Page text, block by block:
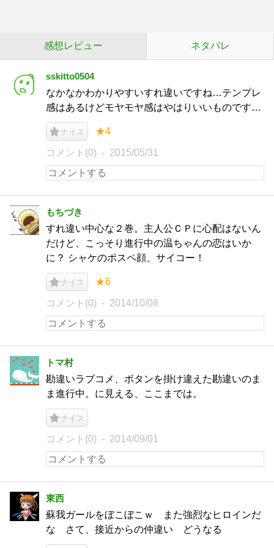
感想レビュー ネタバレ
sskitto0504
なかなかわかりやすいすれ違いですね…テンプレ
感はあるけどモヤモヤ感はやはりいいものです…
ナイス ★4
コメント(0) 2015/05/31
もちづき
すれ違い中心な２巻。主人公ＣＰに心配はないん
だけど、こっそり進行中の温ちゃんの恋はいか
に？ シャケのポスペ顔、サイコー！
ナイス ★6
コメント(0) 2014/10/08
トマ村
勘違いラブコメ、ボタンを掛け違えた勘違いのま
ま進行中。に見える、ここまでは。
ナイス
コメント(0) 2014/09/01
東西
蘇我ガールをぼこぼこｗ また強烈なヒロインだ
な さて、接近からの仲違い どうなる